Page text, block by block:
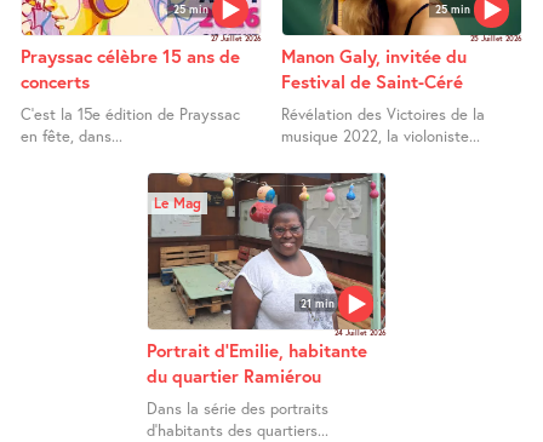
25 min
27 Juillet 2026
Prayssac célèbre 15 ans de
concerts
C’est la 15e édition de Prayssac
en fête, dans...
25 min
25 Juillet 2026
Manon Galy, invitée du
Festival de Saint-Céré
Révélation des Victoires de la
musique 2022, la violoniste...
21 min
Le Mag
24 Juillet 2026
Portrait d’Emilie, habitante
du quartier Ramiérou
Dans la série des portraits
d’habitants des quartiers...